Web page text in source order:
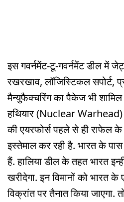
इस गवर्नमेंट-टू-गवर्नमेंट डील में
रखरखाव, लॉजिस्टिकल सपोर्ट,
मैन्युफैक्चरिंग का पैकेज भी
हथियार (Nuclear Warhead)
की एयरफोर्स पहले से ही राफेल के
इस्तेमाल कर रही है. भारत के
हैं. हालिया डील के तहत भारत
खरीदेगा. इन विमानों को भारत
विक्रांत पर तैनात किया जाएगा.